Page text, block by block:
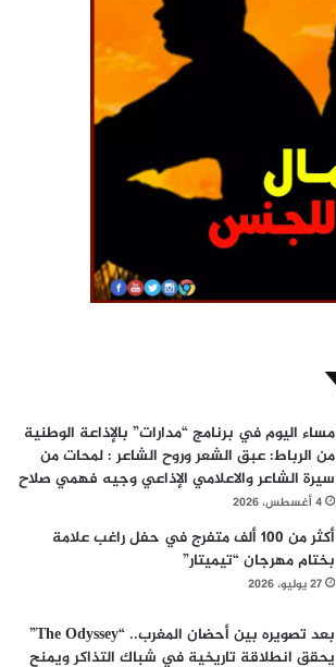
مساء اليوم في برنامج “مدارات” بالإذاعة الوطنية
من الرباط: عبق الشعر وروح الشاعر : لمحات من
سيرة الشاعر والاعلامي الإذاعي وجيه فهمي صلاح
4 أغسطس، 2026
أكثر من 100 ألف متفرج في حفل راغب علامة
بختام مهرجان “تيميتار”
27 يوليو، 2026
بعد تصويره بين أحضان المغرب.. “The Odyssey”
يحقق انطلاقة تاريخية في شباك التذاكر ويمنح